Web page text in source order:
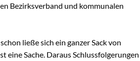
Bezirksverband und kommunalen
ließe sich ein ganzer Sack von
eine Sache. Daraus Schlussfolgerungen